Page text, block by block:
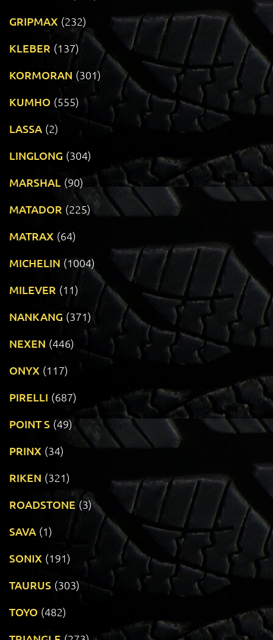
GRIPMAX (232)
KLEBER (137)
KORMORAN (301)
KUMHO (555)
LASSA (2)
LINGLONG (304)
MARSHAL (90)
MATADOR (225)
MATRAX (64)
MICHELIN (1004)
MILEVER (11)
NANKANG (371)
NEXEN (446)
ONYX (117)
PIRELLI (687)
POINT S (49)
PRINX (34)
RIKEN (321)
ROADSTONE (3)
SAVA (1)
SONIX (191)
TAURUS (303)
TOYO (482)